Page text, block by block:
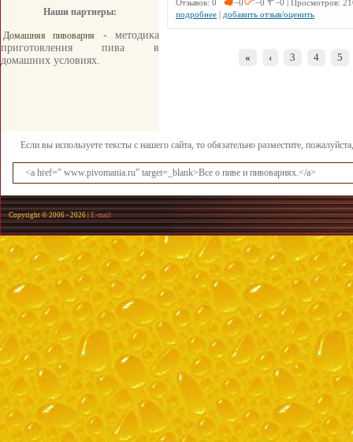
Наши партнеры:
Домашняя пивоварня
- методика
приготовления пива в
домашних условиях.
Отзывов: 0 −0 −0
−0 | Просмотров:
подробнее | добавить отзыв/оценить
« ‹ 3 4 5
Если вы используете тексты с нашего сайта, то обязательно разместите,
<a href=” www.pivomania.ru” target=_blank>Все о пиве и пивоварнях.</a>
Copyright © 2006 -2026 |E-mail